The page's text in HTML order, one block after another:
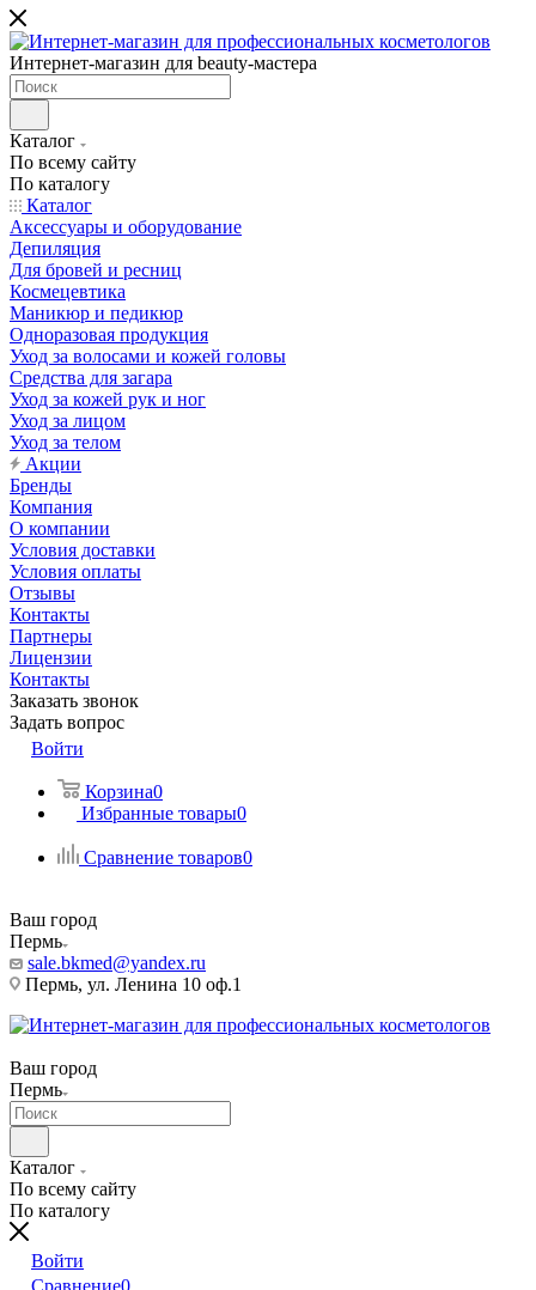
Интернет-магазин для beauty-мастера
Каталог
По всему сайту
По каталогу
Каталог
Аксессуары и оборудование
Депиляция
Для бровей и ресниц
Космецевтика
Маникюр и педикюр
Одноразовая продукция
Уход за волосами и кожей головы
Средства для загара
Уход за кожей рук и ног
Уход за лицом
Уход за телом
Акции
Бренды
Компания
О компании
Условия доставки
Условия оплаты
Отзывы
Контакты
Партнеры
Лицензии
Контакты
Заказать звонок
Задать вопрос
Войти
Корзина0
Избранные товары0
Сравнение товаров0
Ваш город
Пермь
sale.bkmed@yandex.ru
Пермь, ул. Ленина 10 оф.1
Ваш город
Пермь
Каталог
По всему сайту
По каталогу
Войти
Сравнение0